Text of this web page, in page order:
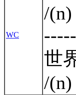
WC
/(n)
世
/(n)